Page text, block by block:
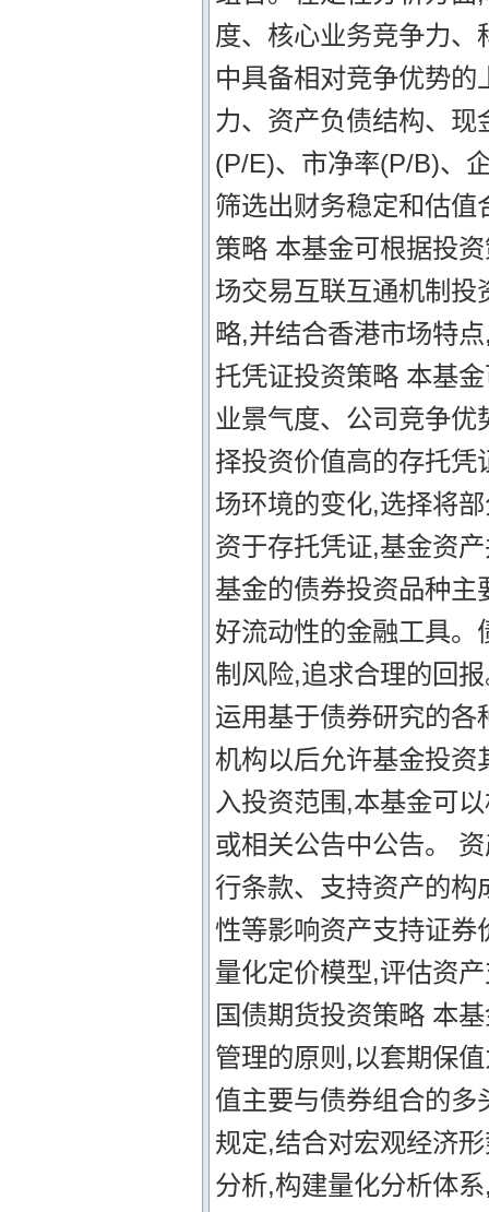
度、核心业务竞争力
中具备相对竞争优势
力、资产负债结构、
(P/E)、市净率(P/B)、
筛选出财务稳定和估
策略 本基金可根据投
场交易互联互通机制
略,并结合香港市场特
托凭证投资策略 本基
业景气度、公司竞争
择投资价值高的存托
场环境的变化,选择将
资于存托凭证,基金资
基金的债券投资品种
好流动性的金融工具
制风险,追求合理的回
运用基于债券研究的
机构以后允许基金投
入投资范围,本基金可
或相关公告中公告。
行条款、支持资产的构
性等影响资产支持证
量化定价模型,评估资
国债期货投资策略 本
管理的原则,以套期保
值主要与债券组合的
规定,结合对宏观经济
分析,构建量化分析体